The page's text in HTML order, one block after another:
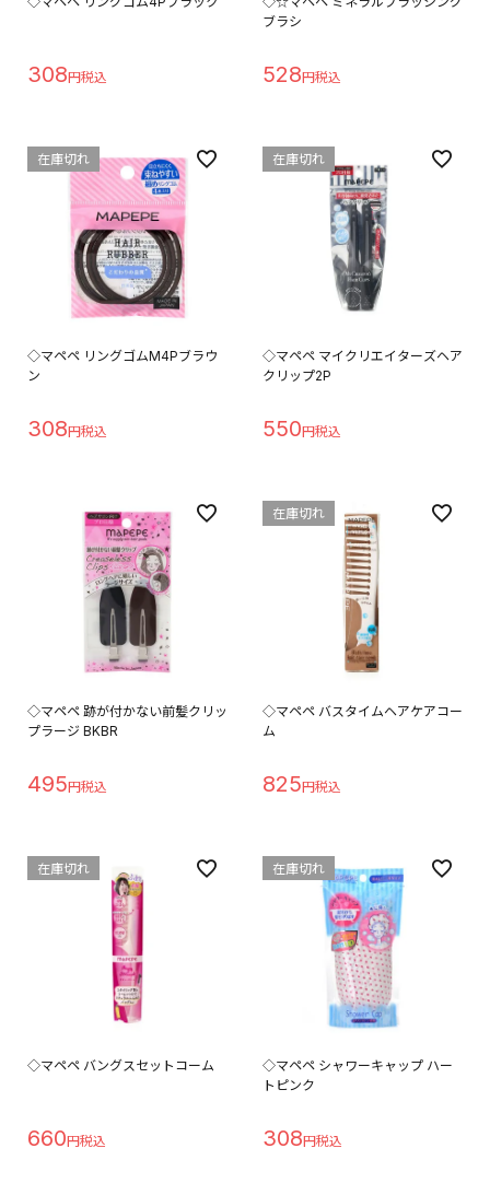
308
ブラシ
528
◇マペペ リングゴムM4Pブラウ
ン
308
在庫切れ
◇マペペ マイクリエイターズヘア
クリップ2P
550
在庫切れ
◇マペペ 跡が付かない前髪クリッ
プラージ BKBR
495
◇マペペ バスタイムヘアケアコー
ム
825
在庫切れ
◇マペペ バングスセットコーム
660
在庫切れ
◇マペペ シャワーキャップ ハー
トピンク
308
在庫切れ